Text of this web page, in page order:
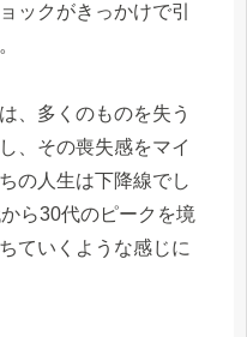
ックがきっかけで引
、多くのものを失う
、その喪失感をマイ
の人生は下降線でし
ら30代のピークを境
ていくような感じに